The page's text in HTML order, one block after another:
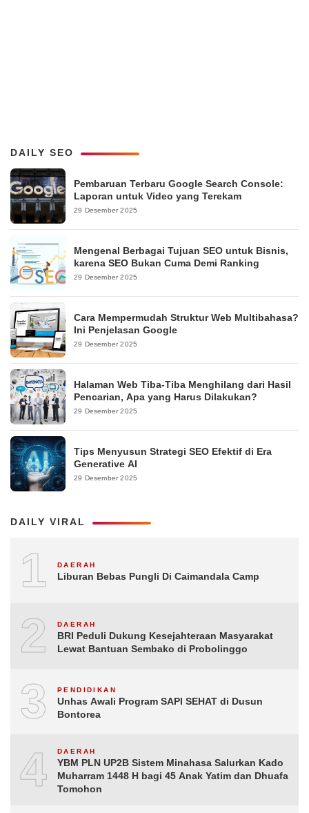
DAILY SEO
Pembaruan Terbaru Google Search Console:
Laporan untuk Video yang Terekam
29 Desember 2025
Mengenal Berbagai Tujuan SEO untuk Bisnis,
karena SEO Bukan Cuma Demi Ranking
29 Desember 2025
Cara Mempermudah Struktur Web Multibahasa?
Ini Penjelasan Google
29 Desember 2025
Halaman Web Tiba-Tiba Menghilang dari Hasil
Pencarian, Apa yang Harus Dilakukan?
29 Desember 2025
Tips Menyusun Strategi SEO Efektif di Era
Generative AI
29 Desember 2025
DAILY VIRAL
1 DAERAH
Liburan Bebas Pungli Di Caimandala Camp
2 DAERAH
BRI Peduli Dukung Kesejahteraan Masyarakat
Lewat Bantuan Sembako di Probolinggo
3 PENDIDIKAN
Unhas Awali Program SAPI SEHAT di Dusun
Bontorea
4 DAERAH
YBM PLN UP2B Sistem Minahasa Salurkan Kado
Muharram 1448 H bagi 45 Anak Yatim dan Dhuafa
Tomohon